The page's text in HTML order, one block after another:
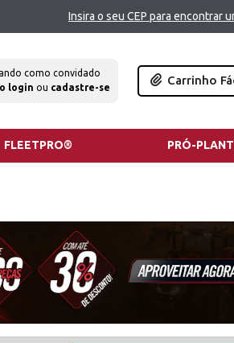
Insira o seu CEP para encontrar
como convidado
login ou cadastre-se
Carrinho
FLEETPRO® PRÓ-